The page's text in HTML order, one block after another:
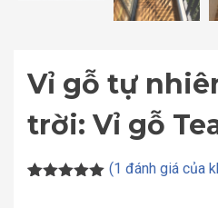
Vỉ gỗ tự
trời: Vỉ gỗ
(1 đánh giá của